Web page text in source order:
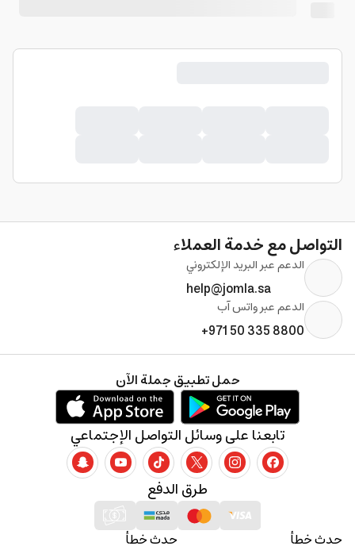
التواصل مع خدمة العملاء
الدعم عبر البريد الإلكتروني
help@jomla.sa
الدعم عبر واتس آب
+971 50 335 8800
حدث خطأ حدث خطأ
طرق الدفع
تابعنا على وسائل التواصل الإجتماعي
حمل تطبيق جملة الآن